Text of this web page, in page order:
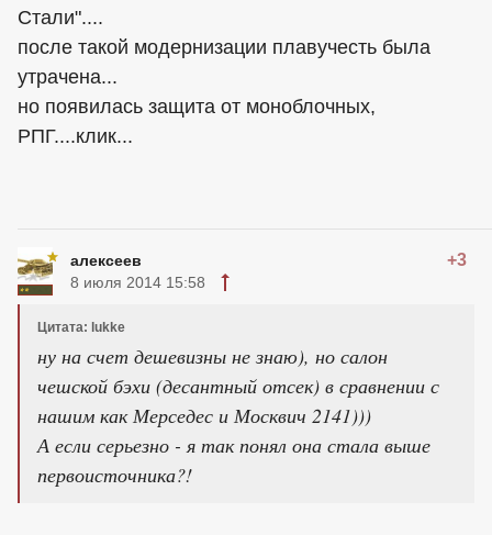
Стали"....
после такой модернизации плавучесть была
утрачена...
но появилась защита от моноблочных,
РПГ....клик...
алексеев +3
8 июля 2014 15:58
Цитата: lukke
ну на счет дешевизны не знаю), но салон
чешской бэхи (десантный отсек) в сравнении с
нашим как Мерседес и Москвич 2141)))
А если серьезно - я так понял она стала выше
первоисточника?!